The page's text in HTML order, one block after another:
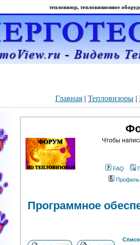
тепловизор, тепловизионное
Главная | Тепловизоры |
Чтобы
FAQ
Профиль
Программное